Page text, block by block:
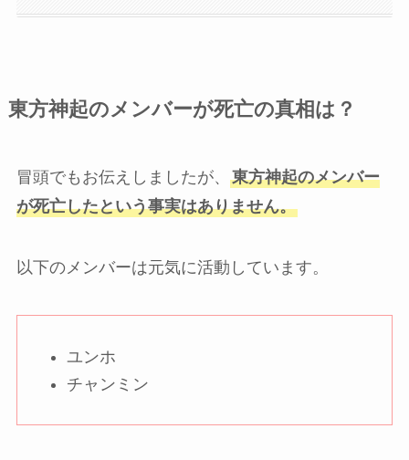
東方神起のメンバーが死亡の真相は？
冒頭でもお伝えしましたが、 東方神起のメンバー
が死亡したという事実はありません。
以下のメンバーは元気に活動しています。
ユンホ
チャンミン